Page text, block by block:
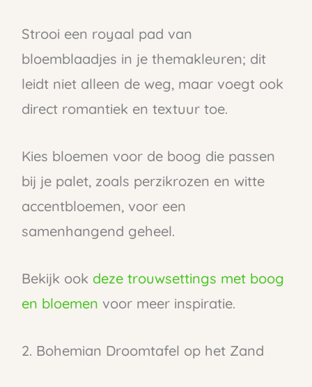
Strooi een royaal pad van
bloemblaadjes in je themakleuren; dit
leidt niet alleen de weg, maar voegt ook
direct romantiek en textuur toe.
Kies bloemen voor de boog die passen
bij je palet, zoals perzikrozen en witte
accentbloemen, voor een
samenhangend geheel.
Bekijk ook deze trouwsettings met boog
en bloemen voor meer inspiratie.
2. Bohemian Droomtafel op het Zand